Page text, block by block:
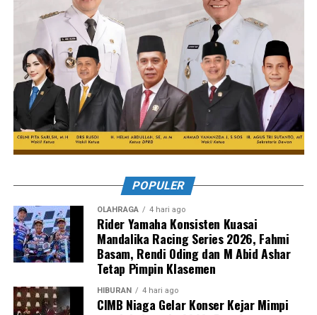
POPULER
OLAHRAGA 4 hari ago
Rider Yamaha Konsisten Kuasai
Mandalika Racing Series 2026, Fahmi
Basam, Rendi Oding dan M Abid Ashar
Tetap Pimpin Klasemen
HIBURAN 4 hari ago
CIMB Niaga Gelar Konser Kejar Mimpi